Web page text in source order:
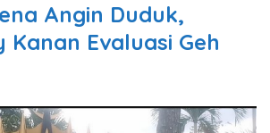
Angin Duduk,
Kanan Evaluasi Geh